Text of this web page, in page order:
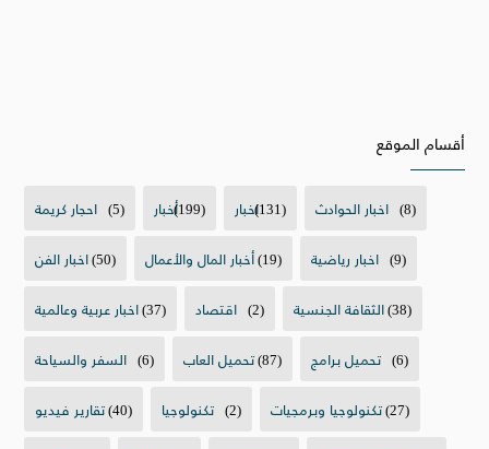
أقسام الموقع
احجار كريمة (5) أخبار(199) اخبار(131) اخبار الحوادث (8)
اخبار الفن(50) أخبار المال والأعمال(19) اخبار رياضية (9)
اخبار عربية وعالمية(37) اقتصاد (2) الثقافة الجنسية(38)
السفر والسياحة (6) تحميل العاب(87) تحميل برامج (6)
تقارير فيديو(40) تكنولوجيا (2) تكنولوجيا وبرمجيات(27)